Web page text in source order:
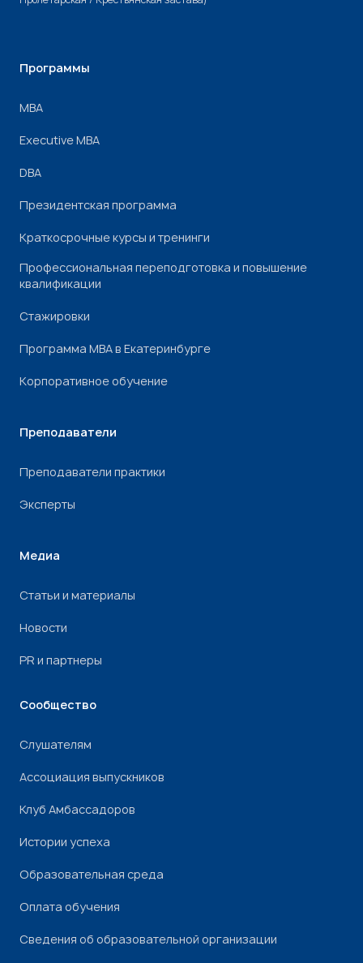
Программы
МВА
Executive MBA
DBA
Президентская программа
Краткосрочные курсы и тренинги
Профессиональная переподготовка и повышение
квалификации
Стажировки
Программа МВА в Екатеринбурге
Корпоративное обучение
Преподаватели
Преподаватели практики
Эксперты
Медиа
Статьи и материалы
Новости
PR и партнеры
Сообщество
Слушателям
Ассоциация выпускников
Клуб Амбассадоров
Истории успеха
Образовательная среда
Оплата обучения
Сведения об образовательной организации